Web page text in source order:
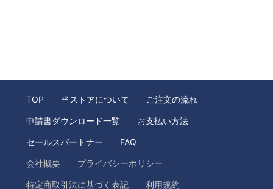
TOP 当ストアについて ご注文の流れ
申請書ダウンロード一覧 お支払い方法
セールスパートナー FAQ
会社概要 プライバシーポリシー
特定商取引法に基づく表記 利用規約